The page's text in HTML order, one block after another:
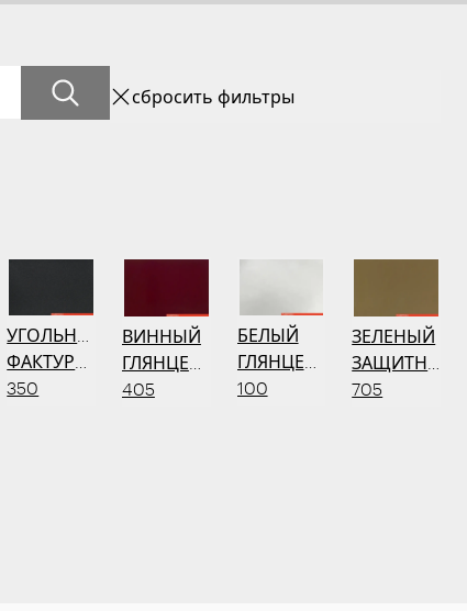
сбросить фильтры
УГОЛЬНЫЙ
ФАКТУРНЫЙ
350
ВИННЫЙ
ГЛЯНЦЕВЫЙ
405
БЕЛЫЙ
ГЛЯНЦЕВЫЙ
100
ЗЕЛЕНЫЙ
ЗАЩИТНЫЙ
705